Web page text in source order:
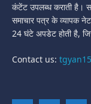
कंटेंट उपलब्ध कराती है।
समाचार पत्र के व्यापक
24 घंटे अपडेट होती है,
Contact us: